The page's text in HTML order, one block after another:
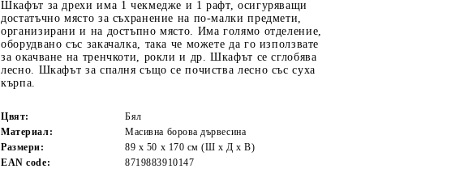
Шкафът за дрехи има 1 чекмедже и 1 рафт, осигуряващи
достатъчно място за съхранение на по-малки предмети,
организирани и на достъпно място. Има голямо отделение,
оборудвано със закачалка, така че можете да го използвате
за окачване на тренчкоти, рокли и др. Шкафът се сглобява
лесно. Шкафът за спалня също се почиства лесно със суха
кърпа.
Цвят:
Бял
Материал:
Масивна борова дървесина
Размери:
89 x 50 x 170 см (Ш x Д x В)
EAN code:
8719883910147